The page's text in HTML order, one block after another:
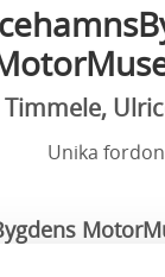
Timmele,
Unika fordon
januari